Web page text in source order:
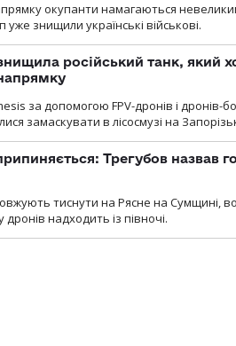
окупанти намагаються
уже знищили українські військові.
російський танк, який
за допомогою FPV-дронів і
замаскувати в лісосмузі на
Трегубов назвав
тиснути на Рясне на Сумщині,
дронів надходить із півночі.